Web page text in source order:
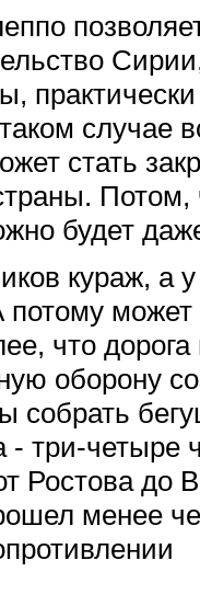
случае
стать
Потом,
будет
кураж, а
может
что
оборону
собрать
- три-четыре
Ростова до
менее